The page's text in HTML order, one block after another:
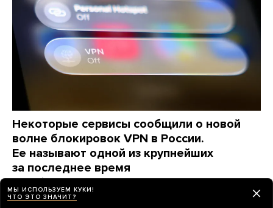
Некоторые сервисы сообщили о новой
волне блокировок VPN в России.
Ее называют одной из крупнейших
за последнее время
Что об этом известно
НОВОСТИ 2 дня назад
МЫ ИСПОЛЬЗУЕМ КУКИ!
ЧТО ЭТО ЗНАЧИТ?